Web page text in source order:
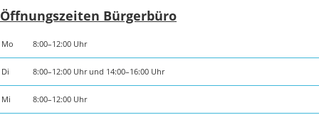
Öffnungszeiten Bürgerbüro
Mo 8:00–12:00 Uhr
Di 8:00–12:00 Uhr und 14:00–16:00 Uhr
Mi 8:00–12:00 Uhr